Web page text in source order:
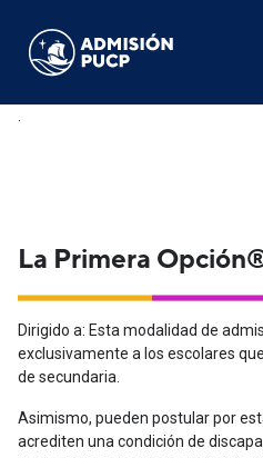
contenido
principal
La Primera Opción
Dirigido a: Esta modalidad de
exclusivamente a los escolares
de secundaria.
Asimismo, pueden postular por
acrediten una condición de